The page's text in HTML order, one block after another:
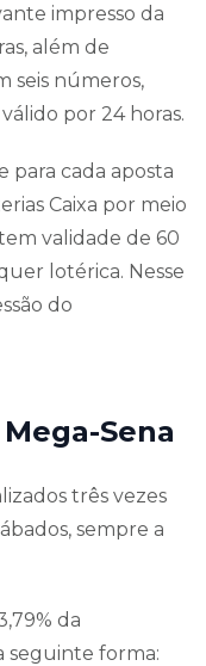
impresso da
além de
seis números,
por 24 horas.
para cada aposta
Caixa por meio
validade de 60
lotérica. Nesse
do
Sena
três vezes
sempre a
da
seguinte forma: